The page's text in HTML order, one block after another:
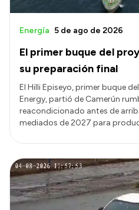
El primer buque del
su preparación final
Energía 5 de ago de 2026
El Hilli Episeyo, primer buque
Energy, partió de Camerún
reacondicionado antes de
mediados de 2027 para